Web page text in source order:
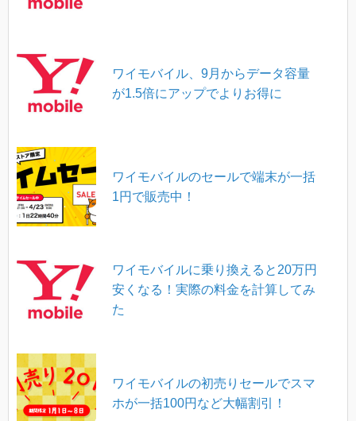
ワイモバイル、9月からデータ容量
が1.5倍にアップでよりお得に
ワイモバイルのセールで端末が一括
1円で販売中！
ワイモバイルに乗り換えると20万円
安くなる！実際の料金を計算してみ
た
ワイモバイルの初売りセールでスマ
ホが一括100円など大幅割引！